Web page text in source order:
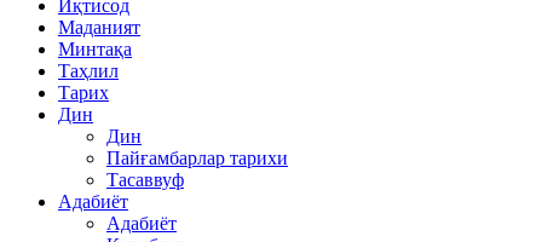
Иқтисод
Mаданият
Минтақа
Таҳлил
Тарих
Дин
Дин
Пайғамбарлар тарихи
Тасаввуф
Адабиёт
Адабиёт